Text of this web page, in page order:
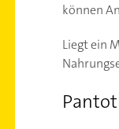
können
Liegt ein